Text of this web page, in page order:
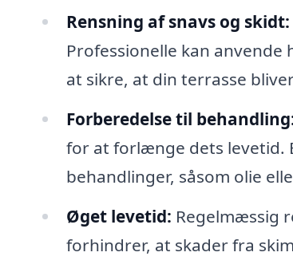
Rensning af snavs og skidt:
Professionelle kan
at sikre, at din terrasse
Forberedelse til
for at forlænge dets levetid.
behandlinger, såsom olie
Øget levetid: Regelmæssig
forhindrer, at skader fra